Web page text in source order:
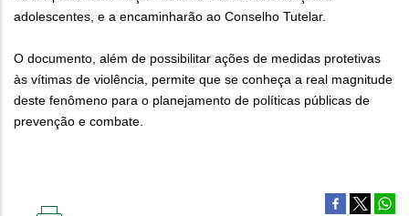
adolescentes, e a encaminharão ao Conselho Tutelar.
O documento, além de possibilitar ações de medidas protetivas
às vítimas de violência, permite que se conheça a real magnitude
deste fenômeno para o planejamento de políticas públicas de
prevenção e combate.